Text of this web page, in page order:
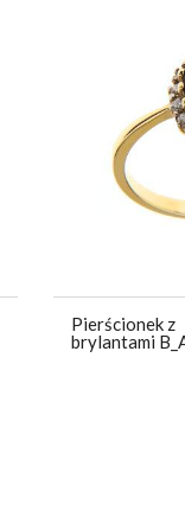
Pierścionek z
brylantami